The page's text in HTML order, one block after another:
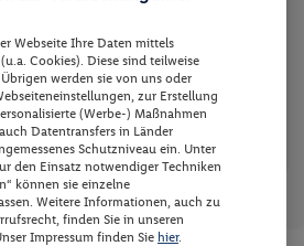
- - -
Günstigster Preis p.P.
Webseite Ihre Daten mittels
Cookies). Diese sind teilweise
werden sie von uns oder
zur Erstellung
(Werbe-) Maßnahmen
Datentransfers in Länder
Schutzniveau ein. Unter
den Einsatz notwendiger Techniken
können sie einzelne
Weitere Informationen, auch zu
finden Sie in unseren
Impressum finden Sie hier.